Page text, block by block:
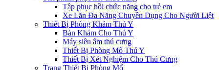
Tập phục hồi chức năng cho trẻ em
Xe Lăn Đa Năng Chuyên Dụng Cho Người Liệt
Thiết Bị Phòng Khám Thú Y
Bàn Khám Cho Thú Y
Máy siêu âm thú cưng
Thiết Bị Phòng Mổ Thú Y
Thiết Bị Xét Nghiệm Cho Thú Cưng
Trang Thiết Bị Phòng Mổ